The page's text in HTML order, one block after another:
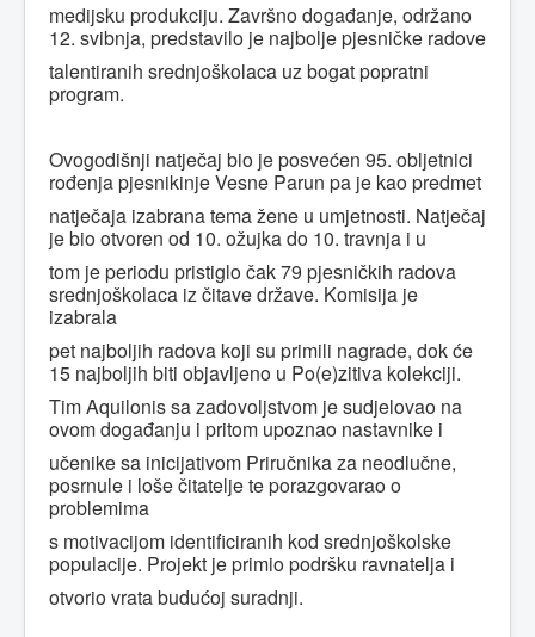
medijsku produkciju. Završno događanje, održano
12. svibnja, predstavilo je najbolje pjesničke radove
talentiranih srednjoškolaca uz bogat popratni
program.
Ovogodišnji natječaj bio je posvećen 95. obljetnici
rođenja pjesnikinje Vesne Parun pa je kao predmet
natječaja izabrana tema žene u umjetnosti. Natječaj
je bio otvoren od 10. ožujka do 10. travnja i u
tom jeperiodu pristiglo čak 79 pjesničkih radova
srednjoškolaca iz čitave države. Komisija je
izabrala
pet najboljih radova koji su primili nagrade, dok će
15 najboljih biti objavljeno u Po(e)zitiva kolekciji.
Tim Aquilonis sa zadovoljstvom je sudjelovao na
ovom događanju i pritom upoznao nastavnike i
učenikesa inicijativom Priručnika za neodlučne,
posrnule i loše čitatelje te porazgovarao o
problemima
s motivacijom identificiranih kod srednjoškolske
populacije. Projekt je primio podršku ravnatelja i
otvoriovrata budućoj suradnji.